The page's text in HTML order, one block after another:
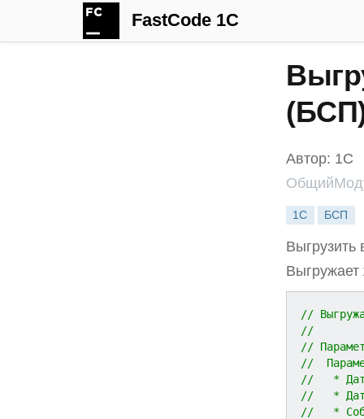
FastCode 1C
Автор: 1С
1С БСП
Выгрузить
//
//
//
//
//   *
//   *
//   *